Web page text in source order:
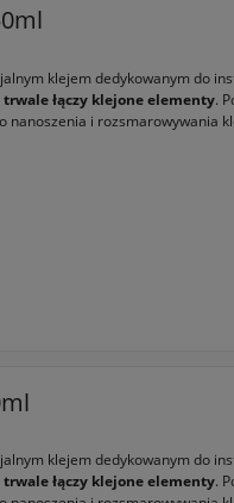
klejem dedykowanym do
trwale łączy klejone elementy.
nanoszenia i rozsmarowywania
klejem dedykowanym do
trwale łączy klejone elementy.